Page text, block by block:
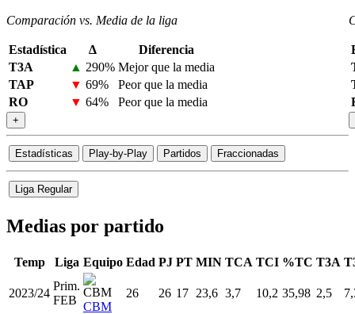
Comparación vs. Media de la liga
Estadística Δ
Diferencia
T3A
▲ 290% Mejor que la media
TAP
▼ 69%
Peor que la media
RO
▼ 64% Peor que la media
+
Estadísticas Play-by-Play Partidos Fraccionadas
Liga Regular
Medias por partido
Temp Liga Equipo Edad PJ PT MIN TCA TCI %TC T3A
2023/24
Prim.
FEB CBM
26 26 17 23,6 3,7 10,2 35,98 2,5